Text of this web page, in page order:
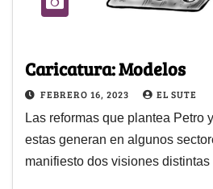
Caricatura: Modelos
FEBRERO 16, 2023 EL SUTE
Las reformas que plantea Petro
estas generan en algunos
manifiesto dos visiones distintas